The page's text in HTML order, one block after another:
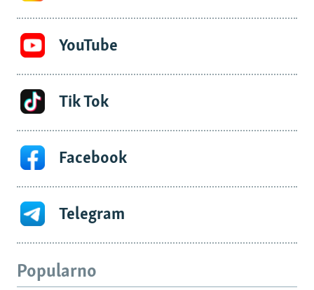
YouTube
Tik Tok
Facebook
Telegram
Popularno